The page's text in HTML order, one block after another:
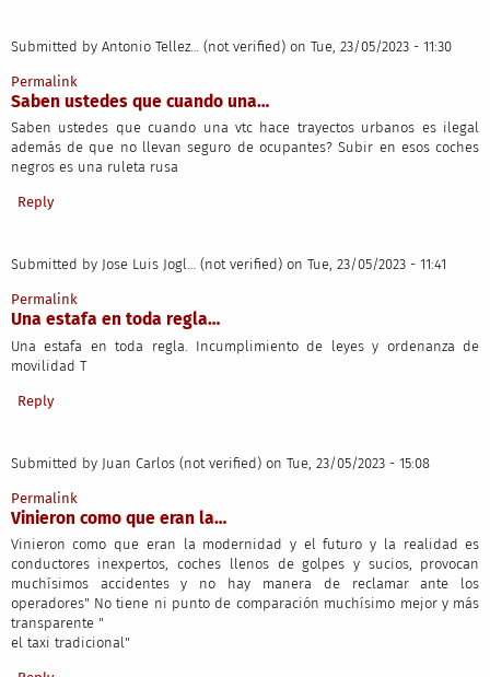
Submitted by Antonio Tellez… (not verified) on Tue, 23/05/2023 - 11:30
Permalink
Saben ustedes que cuando una…
Saben ustedes que cuando una vtc hace trayectos urbanos es ilegal
además de que no llevan seguro de ocupantes? Subir en esos coches
negros es una ruleta rusa
Reply
Submitted by Jose Luis Jogl… (not verified) on Tue, 23/05/2023 - 11:41
Permalink
Una estafa en toda regla…
Una estafa en toda regla. Incumplimiento de leyes y ordenanza de
movilidad T
Reply
Submitted by Juan Carlos (not verified) on Tue, 23/05/2023 - 15:08
Permalink
Vinieron como que eran la…
Vinieron como que eran la modernidad y el futuro y la realidad es
conductores inexpertos, coches llenos de golpes y sucios, provocan
muchísimos accidentes y no hay manera de reclamar ante los
operadores" No tiene ni punto de comparación muchísimo mejor y más
transparente "
el taxi tradicional"